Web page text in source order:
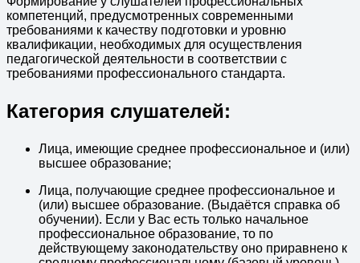
компетенций, предусмотренных современными
требованиями к качеству подготовки и уровню
квалификации, необходимых для осуществления
педагогической деятельности в соответствии с
требованиями профессионального стандарта.
Категория слушателей:
Лица, имеющие среднее профессиональное и (или)
высшее образование;
Лица, получающие среднее профессиональное и
(или) высшее образование. (Выдаётся справка об
обучении). Если у Вас есть только начальное
профессиональное образование, то по
действующему законодательству оно приравнено к